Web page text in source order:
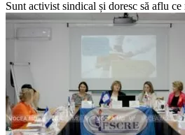
Sunt activist sindical și doresc să aflu